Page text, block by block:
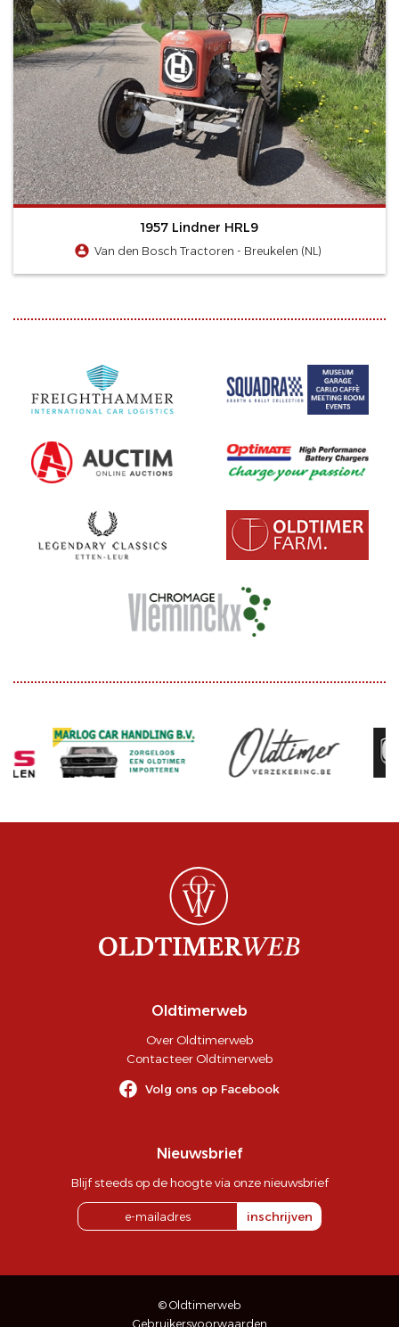
1957 Lindner HRL9
Van den Bosch Tractoren - Breukelen (NL)
Oldtimerweb
Over Oldtimerweb
Contacteer Oldtimerweb
Volg ons op Facebook
Nieuwsbrief
Blijf steeds op de hoogte via onze nieuwsbrief
inschrijven
© Oldtimerweb
Gebruikersvoorwaarden